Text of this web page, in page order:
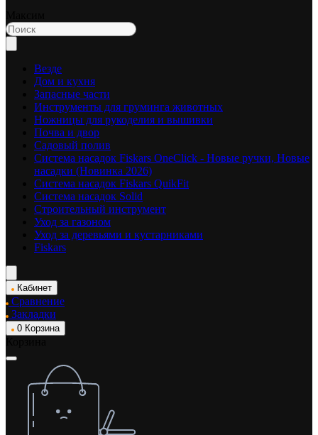
Везде
Дом и кухня
Запасные части
Инструменты для груминга животных
Ножницы для рукоделия и вышивки
Почва и двор
Садовый полив
Система насадок Fiskars OneClick - Новые ручки, Новые
насадки (Новинка 2026)
Система насадок Fiskars QuikFit
Система насадок Solid
Строительный инструмент
Уход за газоном
Уход за деревьями и кустарниками
Fiskars
Кабинет
Сравнение
Закладки
0 Корзина